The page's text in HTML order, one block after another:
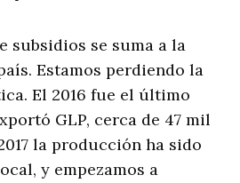
subsidios se suma a la
Estamos perdiendo la
El 2016 fue el último
GLP, cerca de 47 mil
la producción ha sido
y empezamos a